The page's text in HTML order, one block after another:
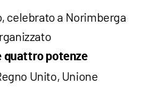
celebrato a Norimberga
quattro potenze
Unito, Unione